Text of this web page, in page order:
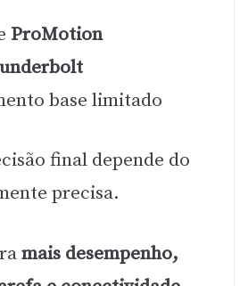
ProMotion
base limitado
final depende do
precisa.
mais desempenho,